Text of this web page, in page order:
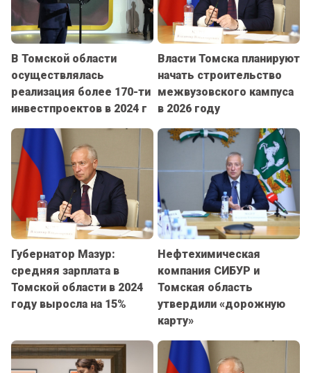
В Томской области
осуществлялась
реализация более 170-ти
инвестпроектов в 2024 г
Власти Томска планируют
начать строительство
межвузовского кампуса
в 2026 году
Губернатор Мазур:
средняя зарплата в
Томской области в 2024
году выросла на 15%
Нефтехимическая
компания СИБУР и
Томская область
утвердили «дорожную
карту»